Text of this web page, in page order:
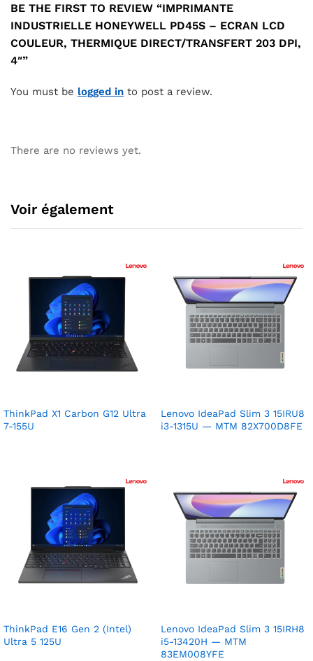
BE THE FIRST TO REVIEW “IMPRIMANTE
INDUSTRIELLE HONEYWELL PD45S – ECRAN LCD
COULEUR, THERMIQUE DIRECT/TRANSFERT 203 DPI,
4″”
You must be logged in to post a review.
There are no reviews yet.
Voir également
ThinkPad X1 Carbon G12 Ultra
7-155U
Lenovo IdeaPad Slim 3 15IRU8
i3-1315U — MTM 82X700D8FE
ThinkPad E16 Gen 2 (Intel)
Ultra 5 125U
Lenovo IdeaPad Slim 3 15IRH8
i5-13420H — MTM
83EM008YFE